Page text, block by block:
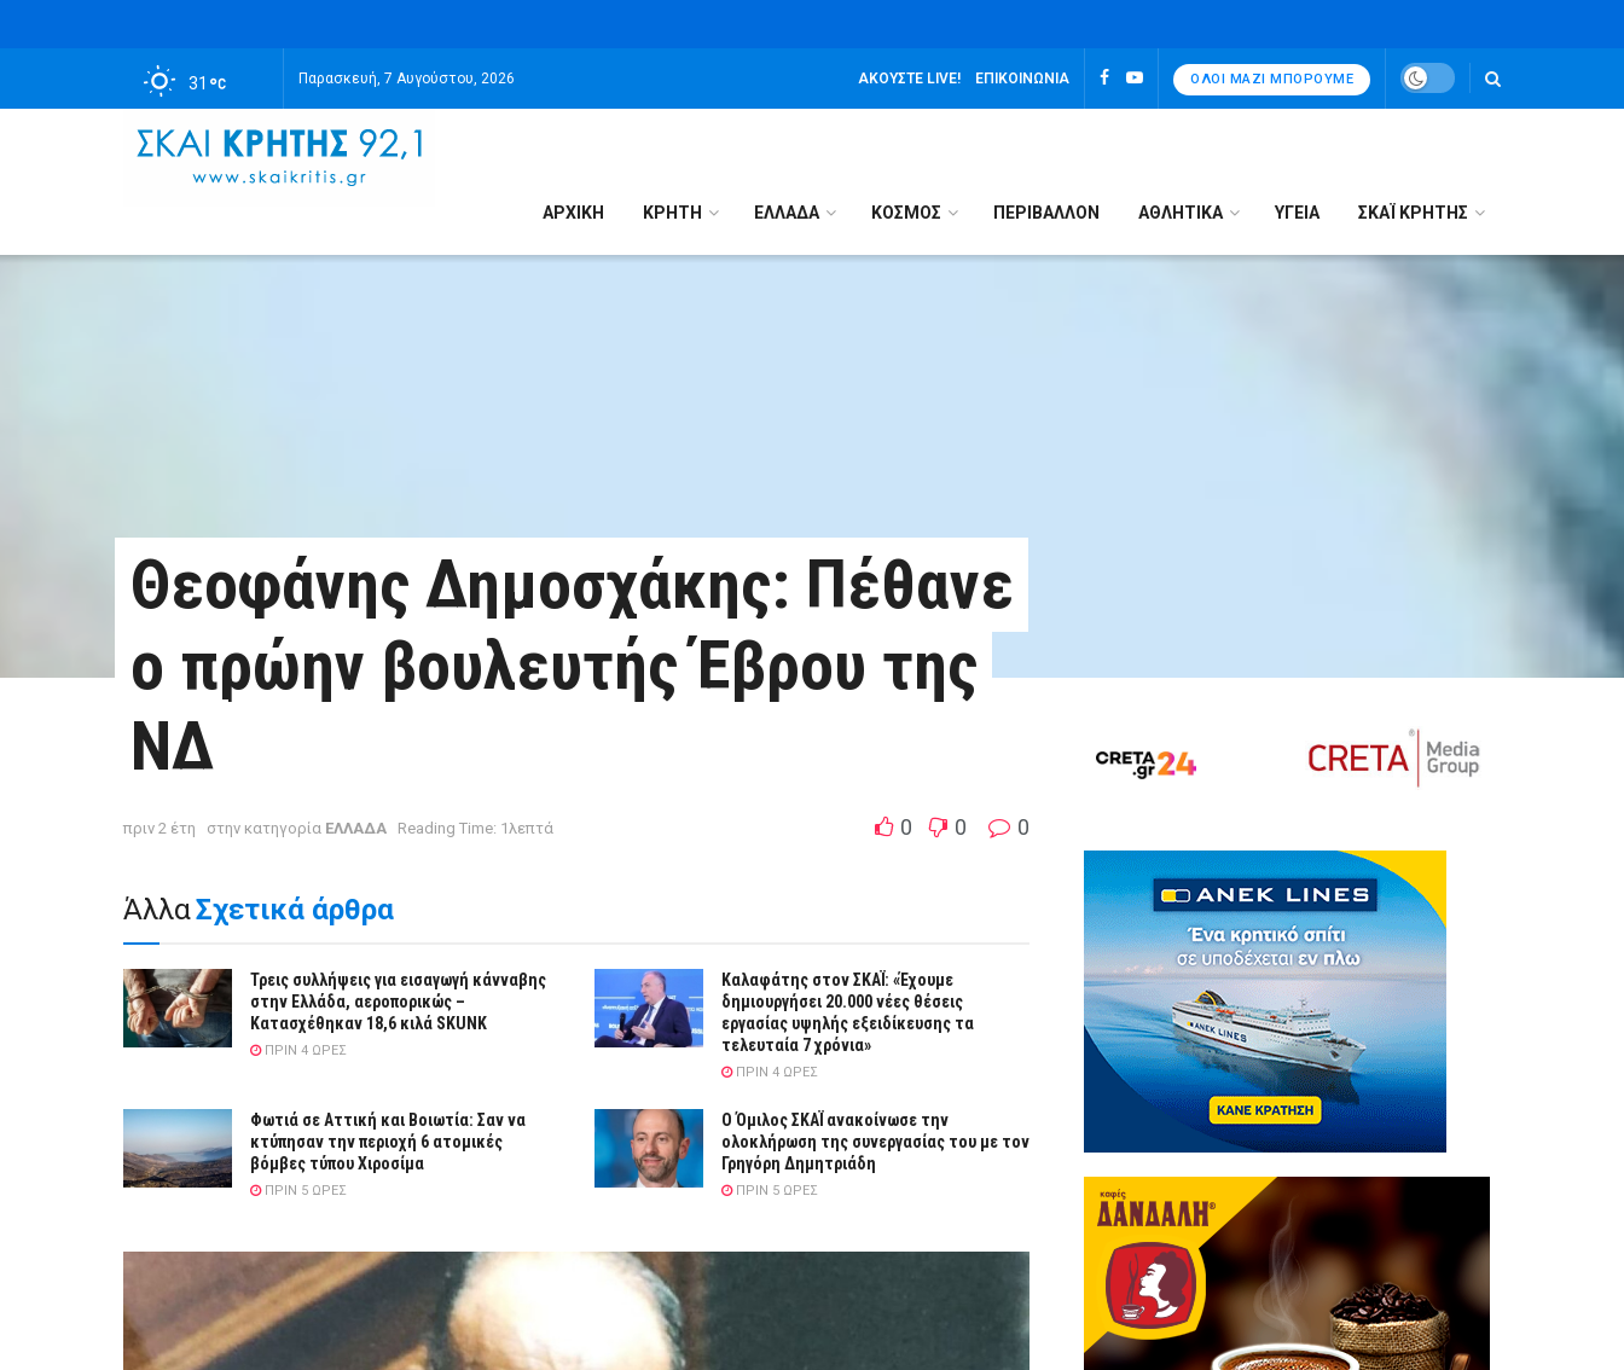
31 Παρασκευή, 7 Αυγούστου, 2026 ΑΚΟΎΣΤΕ LIVE! ΕΠΙΚΟΙΝΩΝΊΑ ΌΛΟΙ ΜΑΖΊ ΜΠΟΡΟΎΜΕ
ΑΡΧΙΚΉ ΚΡΗΤΗ ΕΛΛΑΔΑ ΚΟΣΜΟΣ ΠΕΡΙΒΑΛΛΟΝ ΑΘΛΗΤΙΚΑ ΥΓΕΙΑ ΣΚΑΪ ΚΡΗΤΗΣ
Θεοφάνης Δημοσχάκης: Πέθανε
ο πρώην βουλευτής Έβρου της
ΝΔ
πριν 2 έτη στην κατηγορία ΕΛΛΑΔΑ Reading Time: 1λεπτά 0 0 0
ΆλλαΣχετικά άρθρα
Τρεις συλλήψεις για εισαγωγή κάνναβης
στην Ελλάδα, αεροπορικώς –
Κατασχέθηκαν 18,6 κιλά SKUNK
ΠΡΙΝ 4 ΏΡΕΣ
Καλαφάτης στον ΣΚΑΪ: «Έχουμε
δημιουργήσει 20.000 νέες θέσεις
εργασίας υψηλής εξειδίκευσης τα
τελευταία 7 χρόνια»
ΠΡΙΝ 4 ΏΡΕΣ
Φωτιά σε Αττική και Βοιωτία: Σαν να
κτύπησαν την περιοχή 6 ατομικές
βόμβες τύπου Χιροσίμα
ΠΡΙΝ 5 ΏΡΕΣ
Ο Όμιλος ΣΚΑΪ ανακοίνωσε την
ολοκλήρωση της συνεργασίας του με τον
Γρηγόρη Δημητριάδη
ΠΡΙΝ 5 ΏΡΕΣ